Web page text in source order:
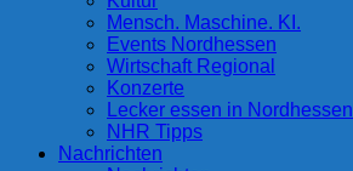
Mensch. Maschine. KI.
Events Nordhessen
Wirtschaft Regional
Konzerte
Lecker essen in Nordhessen
NHR Tipps
Nachrichten